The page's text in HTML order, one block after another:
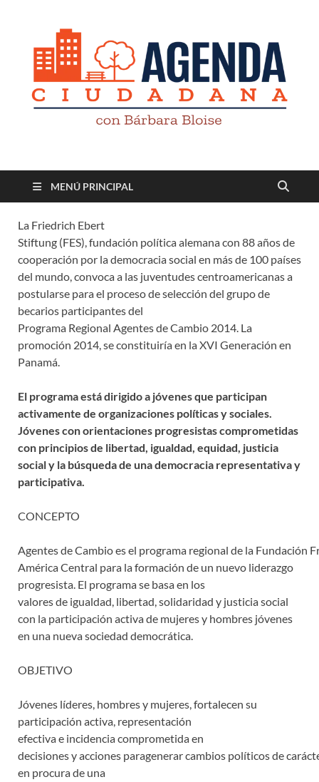
Revista digital
MENÚ PRINCIPAL
La Friedrich Ebert
Stiftung (FES), fundación política alemana con 88 años de
cooperación por la democracia social en más de 100 países
del mundo, convoca a las juventudes centroamericanas a
postularse para el proceso de selección del grupo de
becarios participantes del
Programa Regional Agentes de Cambio 2014. La
promoción 2014, se constituiría en la XVI Generación en
Panamá.
El programa está dirigido a jóvenes que participan
activamente de organizaciones políticas y sociales.
Jóvenes con orientaciones progresistas comprometidas
con principios de libertad, igualdad, equidad, justicia
social y la búsqueda de una democracia representativa y
participativa.
CONCEPTO
Agentes de Cambio es el programa regional de la Fundación
América Central para la formación de un nuevo liderazgo
progresista. El programa se basa en los
valores de igualdad, libertad, solidaridad y justicia social
con la participación activa de mujeres y hombres jóvenes
en una nueva sociedad democrática.
OBJETIVO
Jóvenes líderes, hombres y mujeres, fortalecen su
participación activa, representación
efectiva e incidencia comprometida en
decisiones y acciones paragenerar cambios políticos de
en procura de una